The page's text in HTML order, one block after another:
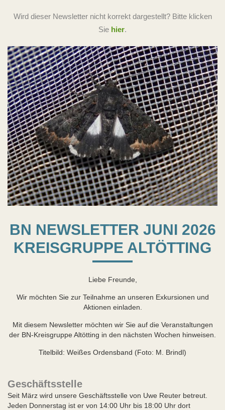
Wird dieser Newsletter nicht korrekt dargestellt? Bitte klicken
Sie hier.
BN NEWSLETTER JUNI 2026
KREISGRUPPE ALTÖTTING
Liebe Freunde,
Wir möchten Sie zur Teilnahme an unseren Exkursionen und
Aktionen einladen.
Mit diesem Newsletter möchten wir Sie auf die Veranstaltungen
der BN-Kreisgruppe Altötting in den nächsten Wochen hinweisen.
Titelbild: Weißes Ordensband (Foto: M. Brindl)
Geschäftsstelle
Seit März wird unsere Geschäftsstelle von Uwe Reuter betreut.
Jeden Donnerstag ist er von 14:00 Uhr bis 18:00 Uhr dort